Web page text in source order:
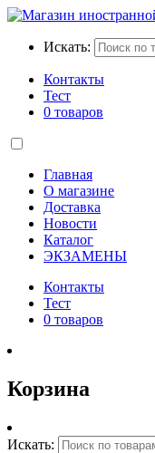
Искать:
Контакты
Тест
0 товаров
Главная
О магазине
Доставка
Новости
Каталог
ЭКЗАМЕНЫ
Контакты
Тест
0 товаров
Корзина
Искать: